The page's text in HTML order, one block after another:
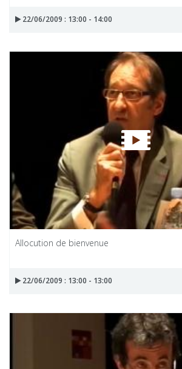
22/06/2009 : 13:00 - 14:00
Allocution de bienvenue
22/06/2009 : 13:00 - 13:00